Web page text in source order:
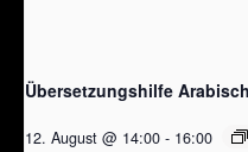
Übersetzungshilfe
12. August @ 14:00 - 16:00